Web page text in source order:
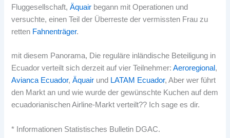
Fluggesellschaft,Äquair begann mit Operationen und
versuchte, einen Teil der Überreste der vermissten Frau zu
retten Fahnenträger.
mit diesem Panorama, Die reguläre inländische Beteiligung in
Ecuador verteilt sich derzeit auf vier Teilnehmer:Aeroregional,
Avianca Ecuador,Äquair und LATAM Ecuador, Aber wer führt
den Markt an und wie wurde der gewünschte Kuchen auf dem
ecuadorianischen Airline-Markt verteilt?? Ich sage es dir.
* Informationen Statistisches Bulletin DGAC.